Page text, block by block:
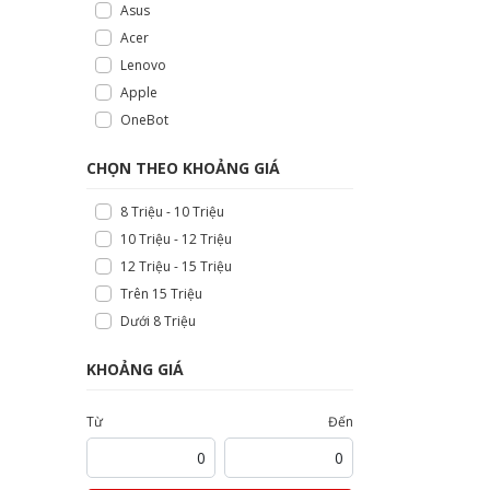
Asus
Acer
Lenovo
Apple
OneBot
CHỌN THEO KHOẢNG GIÁ
8 Triệu - 10 Triệu
10 Triệu - 12 Triệu
12 Triệu - 15 Triệu
Trên 15 Triệu
Dưới 8 Triệu
KHOẢNG GIÁ
Từ Đến